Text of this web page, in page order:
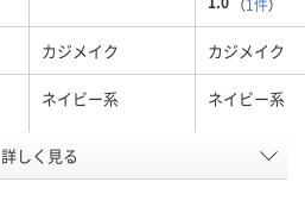
カジメイク カジメイク
ネイビー系 ネイビー系
3L
詳しく見る